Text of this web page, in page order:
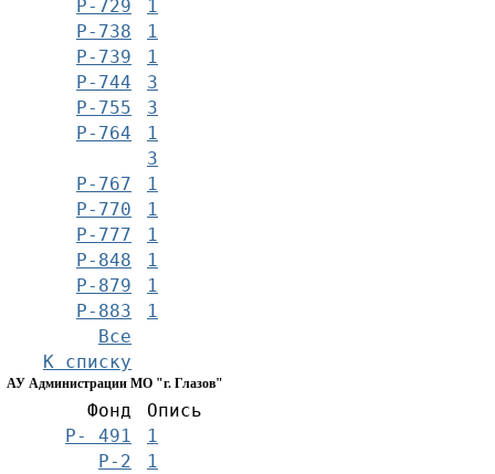
Р-729
1
Р-738
1
Р-739
1
Р-744
3
Р-755
3
Р-764
1
3
Р-767
1
Р-770
1
Р-777
1
Р-848
1
Р-879
1
Р-883
1
Все
К списку
АУ Администрации МО "г. Глазов"
Фонд
Опись
Р- 491
1
Р-2
1